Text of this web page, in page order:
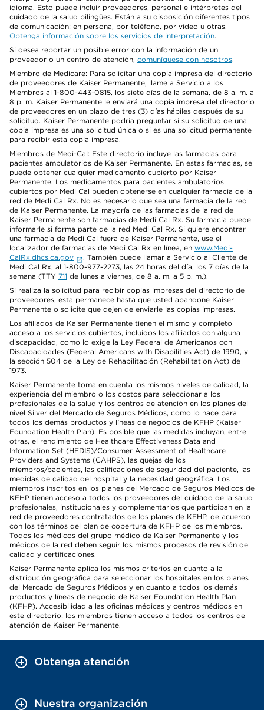
idioma. Esto puede incluir proveedores, personal e intérpretes del
cuidado de la salud bilingües. Están a su disposición diferentes tipos
de comunicación: en persona, por teléfono, por video u otras.
Obtenga información sobre los servicios de interpretación.
Si desea reportar un posible error con la información de un
proveedor o un centro de atención, comuníquese con nosotros.
Miembro de Medicare: Para solicitar una copia impresa del directorio
de proveedores de Kaiser Permanente, llame a Servicio a los
Miembros al 1-800-443-0815, los siete días de la semana, de 8 a. m. a
8 p. m. Kaiser Permanente le enviará una copia impresa del directorio
de proveedores en un plazo de tres (3) días hábiles después de su
solicitud. Kaiser Permanente podría preguntar si su solicitud de una
copia impresa es una solicitud única o si es una solicitud permanente
para recibir esta copia impresa.
Miembros de Medi-Cal: Este directorio incluye las farmacias para
pacientes ambulatorios de Kaiser Permanente. En estas farmacias, se
puede obtener cualquier medicamento cubierto por Kaiser
Permanente. Los medicamentos para pacientes ambulatorios
cubiertos por Medi Cal pueden obtenerse en cualquier farmacia de la
red de Medi Cal Rx. No es necesario que sea una farmacia de la red
de Kaiser Permanente. La mayoría de las farmacias de la red de
Kaiser Permanente son farmacias de Medi Cal Rx. Su farmacia puede
informarle si forma parte de la red Medi Cal Rx. Si quiere encontrar
una farmacia de Medi Cal fuera de Kaiser Permanente, use el
localizador de farmacias de Medi Cal Rx en línea, en www.Medi-
CalRx.dhcs.ca.gov
. También puede llamar a Servicio al Cliente de
Medi Cal Rx, al 1-800-977-2273, las 24 horas del día, los 7 días de la
semana (TTY 711 de lunes a viernes, de 8 a. m. a 5 p. m.).
Si realiza la solicitud para recibir copias impresas del directorio de
proveedores, esta permanece hasta que usted abandone Kaiser
Permanente o solicite que dejen de enviarle las copias impresas.
Los afiliados de Kaiser Permanente tienen el mismo y completo
acceso a los servicios cubiertos, incluidos los afiliados con alguna
discapacidad, como lo exige la Ley Federal de Americanos con
Discapacidades (Federal Americans with Disabilities Act) de 1990, y
la sección 504 de la Ley de Rehabilitación (Rehabilitation Act) de
1973.
Kaiser Permanente toma en cuenta los mismos niveles de calidad, la
experiencia del miembro o los costos para seleccionar a los
profesionales de la salud y los centros de atención en los planes del
nivel Silver del Mercado de Seguros Médicos, como lo hace para
todos los demás productos y líneas de negocios de KFHP (Kaiser
Foundation Health Plan). Es posible que las medidas incluyan, entre
otras, el rendimiento de Healthcare Effectiveness Data and
Information Set (HEDIS)/Consumer Assessment of Healthcare
Providers and Systems (CAHPS), las quejas de los
miembros/pacientes, las calificaciones de seguridad del paciente, las
medidas de calidad del hospital y la necesidad geográfica. Los
miembros inscritos en los planes del Mercado de Seguros Médicos de
KFHP tienen acceso a todos los proveedores del cuidado de la salud
profesionales, institucionales y complementarios que participan en la
red de proveedores contratados de los planes de KFHP, de acuerdo
con los términos del plan de cobertura de KFHP de los miembros.
Todos los médicos del grupo médico de Kaiser Permanente y los
médicos de la red deben seguir los mismos procesos de revisión de
calidad y certificaciones.
Kaiser Permanente aplica los mismos criterios en cuanto a la
distribución geográfica para seleccionar los hospitales en los planes
del Mercado de Seguros Médicos y en cuanto a todos los demás
productos y líneas de negocio de Kaiser Foundation Health Plan
(KFHP). Accesibilidad a las oficinas médicas y centros médicos en
este directorio: los miembros tienen acceso a todos los centros de
atención de Kaiser Permanente.
Obtenga atención
Nuestra organización